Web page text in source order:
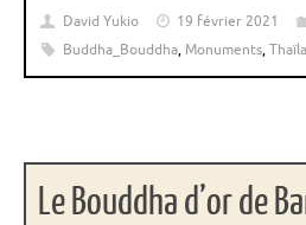
David Yukio 19 février 2021
Buddha_Bouddha, Monuments,
Le Bouddha d’or de